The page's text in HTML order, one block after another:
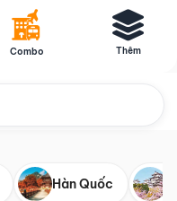
Combo Thêm
Hàn Quốc